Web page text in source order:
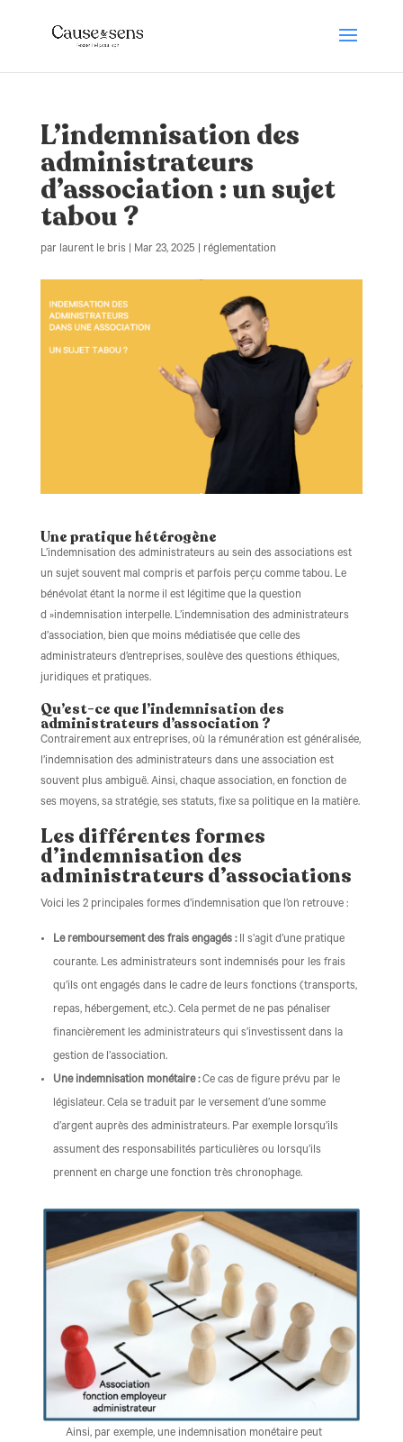
L’indemnisation des
administrateurs
d’association : un sujet
tabou ?
par laurent le bris| Mar 23, 2025 | réglementation
Une pratique hétérogène
L’indemnisation des administrateurs au sein des associations est
un sujet souvent mal compris et parfois perçu comme tabou. Le
bénévolat étant la norme il est légitime que la question
d »indemnisation interpelle. L’indemnisation des administrateurs
d’association, bien que moins médiatisée que celle des
administrateurs d’entreprises, soulève des questions éthiques,
juridiques et pratiques.
Qu’est-ce que l’indemnisation des
administrateurs d’association ?
Contrairement aux entreprises, où la rémunération est généralisée,
l’indemnisation des administrateurs dans une association est
souvent plus ambiguë. Ainsi, chaque association, en fonction de
ses moyens, sa stratégie, ses statuts, fixe sa politique en la matière.
Les différentes formes
d’indemnisation des
administrateurs d’associations
Voici les 2 principales formes d’indemnisation que l’on retrouve :
Le remboursement des frais engagés :Il s’agit d’une pratique
courante. Les administrateurs sont indemnisés pour les frais
qu’ils ont engagés dans le cadre de leurs fonctions (transports,
repas, hébergement, etc.). Cela permet de ne pas pénaliser
financièrement les administrateurs qui s’investissent dans la
gestion de l’association.
Une indemnisation monétaire :Ce cas de figure prévu par le
législateur. Cela se traduit par le versement d’une somme
d’argent auprès des administrateurs. Par exemple lorsqu’ils
assument des responsabilités particulières ou lorsqu’ils
prennent en charge une fonction très chronophage.
Ainsi, par exemple, une indemnisation monétaire peut